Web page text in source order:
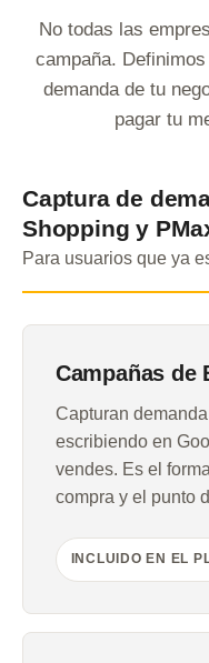
No todas las
campaña.
demanda de tu
pagar tu
Captura de
Shopping y
Para usuarios que ya
Campañas de
Capturan
escribiendo en
vendes. Es el
compra y el punto
INCLUIDO EN EL